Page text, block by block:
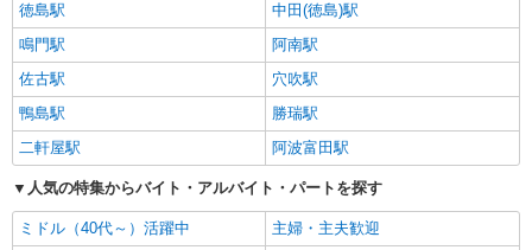
徳島駅
中田(徳島)駅
鳴門駅
阿南駅
佐古駅
穴吹駅
鴨島駅
勝瑞駅
二軒屋駅
阿波富田駅
人気の特集からバイト・アルバイト・パートを探す
ミドル（40代～）活躍中
主婦・主夫歓迎